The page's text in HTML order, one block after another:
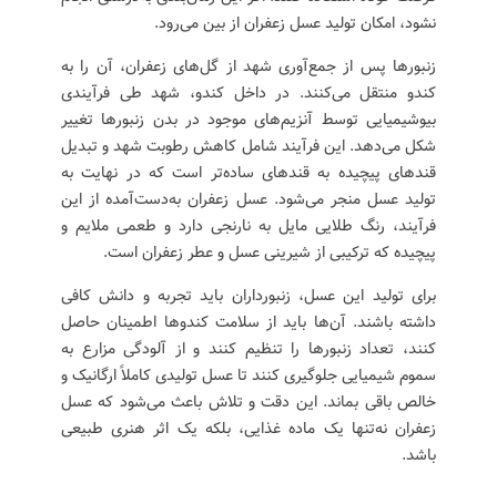
نشود، امکان تولید عسل زعفران از بین می‌رود.
زنبورها پس از جمع‌آوری شهد از گل‌های زعفران، آن را به
کندو منتقل می‌کنند. در داخل کندو، شهد طی فرآیندی
بیوشیمیایی توسط آنزیم‌های موجود در بدن زنبورها تغییر
شکل می‌دهد. این فرآیند شامل کاهش رطوبت شهد و تبدیل
قندهای پیچیده به قندهای ساده‌تر است که در نهایت به
تولید عسل منجر می‌شود. عسل زعفران به‌دست‌آمده از این
فرآیند، رنگ طلایی مایل به نارنجی دارد و طعمی ملایم و
پیچیده که ترکیبی از شیرینی عسل و عطر زعفران است.
برای تولید این عسل، زنبورداران باید تجربه و دانش کافی
داشته باشند. آن‌ها باید از سلامت کندوها اطمینان حاصل
کنند، تعداد زنبورها را تنظیم کنند و از آلودگی مزارع به
سموم شیمیایی جلوگیری کنند تا عسل تولیدی کاملاً ارگانیک و
خالص باقی بماند. این دقت و تلاش باعث می‌شود که عسل
زعفران نه‌تنها یک ماده غذایی، بلکه یک اثر هنری طبیعی
باشد.